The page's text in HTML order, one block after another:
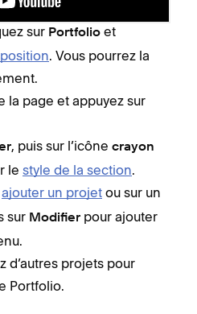
ajouter la page.
sur Portfolio et
. Vous pourrez la
la page et appuyez sur
, puis sur l’icône crayon
le style de la section.
ajouter un projet ou sur un
sur Modifier pour ajouter
d’autres projets pour
Portfolio.